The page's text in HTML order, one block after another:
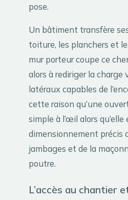
pose.
Un bâtiment transfère
toiture, les planchers et
mur porteur coupe ce
alors à rediriger la charge
latéraux capables de
cette raison qu’une
simple à l’œil alors
dimensionnement précis
jambages et de la
poutre.
L’accès au chantier